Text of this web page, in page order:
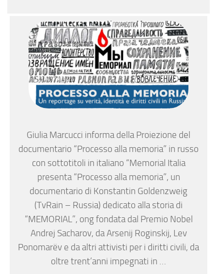
Giulia Marcucci informa della Proiezione del
documentario “Processo alla memoria” in russo
con sottotitoli in italiano “Memorial Italia
presenta “Processo alla memoria”, un
documentario di Konstantin Goldenzweig
(TvRain – Russia) dedicato alla storia di
“MEMORIAL”, ong fondata dal Premio Nobel
Andrej Sacharov, da Arsenij Roginskij, Lev
Ponomarëv e da altri attivisti per i diritti civili, da
oltre trent’anni impegnati in …